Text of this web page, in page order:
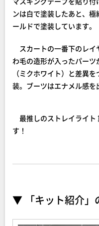
ンは白で塗装したあと、
ールドで塗装しています。
スカートの一番下のレイ
わ毛の造形が入ったパー
（ミクホワイト）と差異
装。ブーツはエナメル感を
最推しのストレイライト
す！
▼ 「キット紹介」